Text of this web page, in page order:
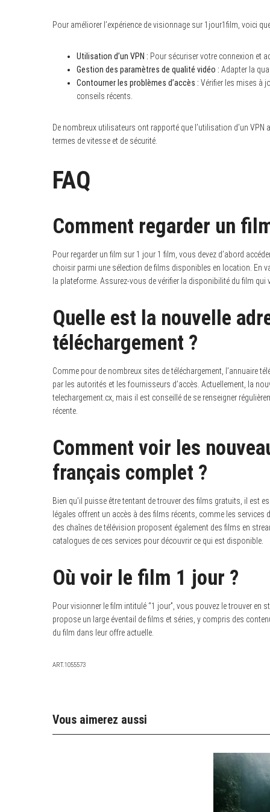
Pour améliorer l’expérience de visionnage sur 1jour1film, voici
Utilisation d’un VPN : Pour sécuriser votre connexion et
Gestion des paramètres de qualité vidéo : Adapter la
Contourner les problèmes d’accès : Vérifier les mises à
conseils récents.
De nombreux utilisateurs ont rapporté que l’utilisation d’un
termes de vitesse et de sécurité.
FAQ
Comment regarder un
Pour regarder un film sur 1 jour 1 film, vous devez d’abord
choisir parmi une sélection de films disponibles en location. En
la plateforme. Assurez-vous de vérifier la disponibilité du film
Quelle est la nouvelle
téléchargement ?
Comme pour de nombreux sites de téléchargement, l’annuaire
par les autorités et les fournisseurs d’accès. Actuellement, la
telechargement.cx, mais il est conseillé de se renseigner
récente.
Comment voir les
français complet ?
Bien qu’il puisse être tentant de trouver des films gratuits, il est
légales offrent un accès à des films récents, comme les
des chaînes de télévision proposent également des films en
catalogues de ces services pour découvrir ce qui est disponible.
Où voir le film 1 jour ?
Pour visionner le film intitulé “1 jour”, vous pouvez le trouver en
propose un large éventail de films et séries, y compris des
du film dans leur offre actuelle.
ART.1055573
Vous aimerez aussi